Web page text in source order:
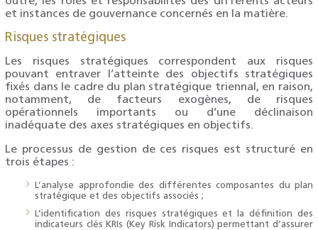
et instances de gouvernance concernés en la matière.
Risques stratégiques
Les risques stratégiques correspondent aux risques
pouvant entraver l’atteinte des objectifs stratégiques
fixés dans le cadre du plan stratégique triennal, en raison,
notamment, de facteurs exogènes, de risques
opérationnels importants ou d’une déclinaison
inadéquate des axes stratégiques en objectifs.
Le processus de gestion de ces risques est structuré en
trois étapes :
L’analyse approfondie des différentes composantes du plan
stratégique et des objectifs associés ;
L’identification des risques stratégiques et la définition des
indicateurs clés KRIs (Key Risk Indicators) permettant d’assurer